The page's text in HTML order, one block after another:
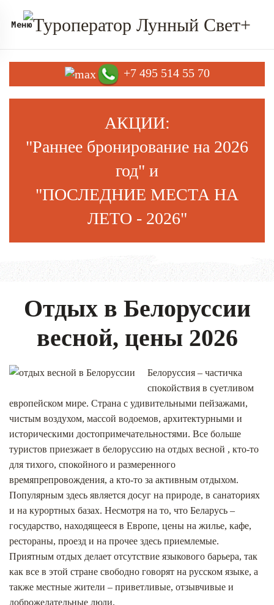
Меню
+7 495 514 55 70
АКЦИИ:
"Раннее бронирование на 2026
год" и
"ПОСЛЕДНИЕ МЕСТА НА
ЛЕТО - 2026"
Отдых в Белоруссии
весной, цены 2026
Белоруссия – частичка
спокойствия в суетливом
европейском мире. Страна с удивительными пейзажами,
чистым воздухом, массой водоемов, архитектурными и
историческими достопримечательностями. Все больше
туристов приезжает в белоруссию на отдых весной , кто-то
для тихого, спокойного и размеренного
времяпрепровождения, а кто-то за активным отдыхом.
Популярным здесь является досуг на природе, в санаториях
и на курортных базах. Несмотря на то, что Беларусь –
государство, находящееся в Европе, цены на жилье, кафе,
рестораны, проезд и на прочее здесь приемлемые.
Приятным отдых делает отсутствие языкового барьера, так
как все в этой стране свободно говорят на русском языке, а
также местные жители – приветливые, отзывчивые и
доброжелательные люди.